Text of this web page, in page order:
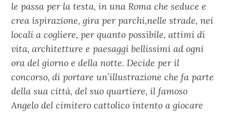
le passa per la testa, in una Roma che seduce e
crea ispirazione, gira per parchi,nelle strade, nei
locali a cogliere, per quanto possibile, attimi di
vita, architetture e paesaggi bellissimi ad ogni
ora del giorno e della notte. Decide per il
concorso, di portare un’illustrazione che fa parte
della sua città, del suo quartiere, il famoso
Angelo del cimitero cattolico intento a giocare